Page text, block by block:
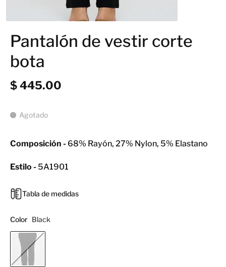
Pantalón de vestir corte
bota
$ 445.00
Agotado
Composición - 68% Rayón, 27% Nylon, 5% Elastano
Estilo -5A1901
Tabla de medidas
Color Black